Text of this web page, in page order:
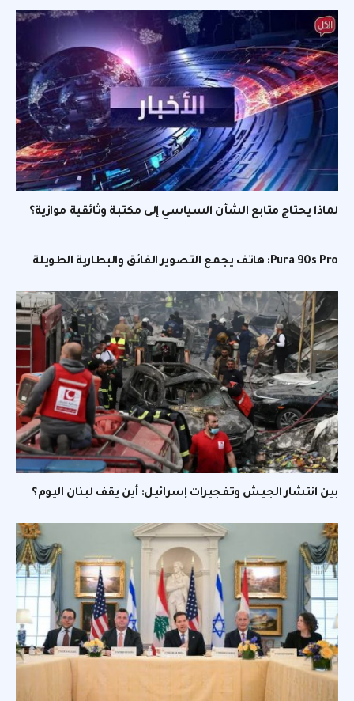
لماذا يحتاج متابع الشأن السياسي إلى مكتبة وثائقية موازية؟
Pura 90s Pro: هاتف يجمع التصوير الفائق والبطارية الطويلة
بين انتشار الجيش وتفجيرات إسرائيل: أين يقف لبنان اليوم؟